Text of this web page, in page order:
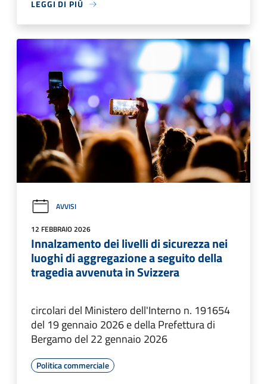
LEGGI DI PIÙ
AVVISI
12 FEBBRAIO 2026
Innalzamento dei livelli di sicurezza nei
luoghi di aggregazione a seguito della
tragedia avvenuta in Svizzera
circolari del Ministero dell'Interno n. 191654
del 19 gennaio 2026 e della Prefettura di
Bergamo del 22 gennaio 2026
Politica commerciale